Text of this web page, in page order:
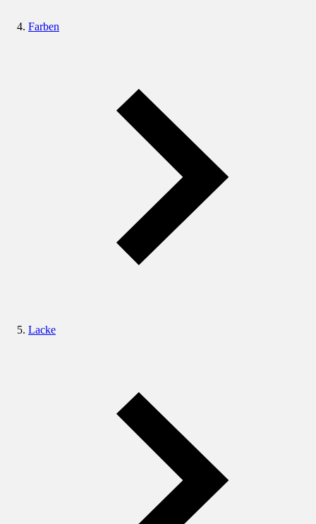
Farben
Lacke